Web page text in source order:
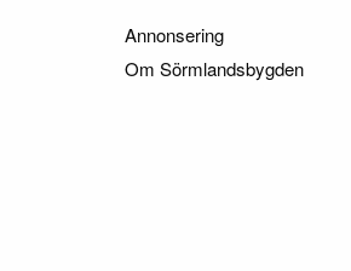
Annonsering
Om Sörmlandsbygden